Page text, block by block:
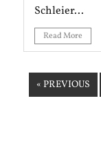
Schleier...
Read More
« PREVIOUS